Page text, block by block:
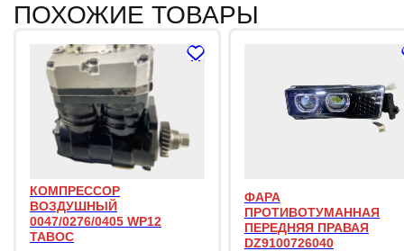
ПОХОЖИЕ ТОВАРЫ
КОМПРЕССОР
ВОЗДУШНЫЙ
0047/0276/0405 WP12
TABOC
ФАРА
ПРОТИВОТУМАННАЯ
ПЕРЕДНЯЯ ПРАВАЯ
DZ9100726040